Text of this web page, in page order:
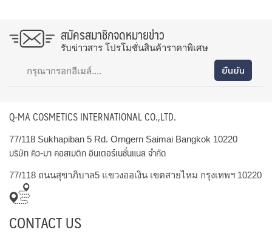
สมัครสมาชิกจดหมายข่าว
รับข่าวสาร โปรโมชั่นสินค้าราคาพิเศษ
Q-MA COSMETICS INTERNATIONAL CO.,LTD.
77/118 Sukhapiban 5 Rd. Orngern Saimai Bangkok 10220
บริษัท คิว-มา คอสเมติก อินเตอร์เนชั่นแนล จำกัด
77/118 ถนนสุขาภิบาล5 แขวงออเงิน เขตสายไหม กรุงเทพฯ 10220
CONTACT US